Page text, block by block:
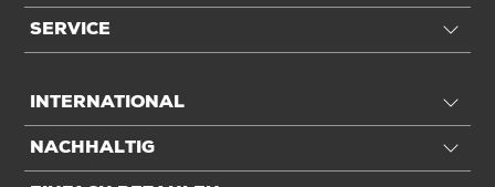
SERVICE
INTERNATIONAL
NACHHALTIG